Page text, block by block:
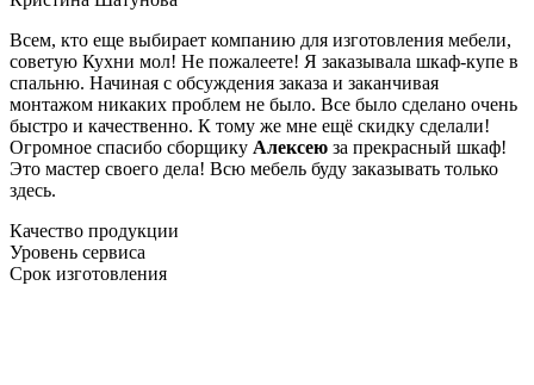
Всем, кто еще выбирает компанию для изготовления мебели,
советую Кухни мол! Не пожалеете! Я заказывала шкаф-купе в
спальню. Начиная с обсуждения заказа и заканчивая
монтажом никаких проблем не было. Все было сделано очень
быстро и качественно. К тому же мне ещё скидку сделали!
Огромное спасибо сборщику Алексею за прекрасный шкаф!
Это мастер своего дела! Всю мебель буду заказывать только
здесь.
Качество продукции
Уровень сервиса
Срок изготовления